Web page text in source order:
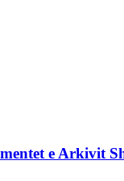
e Arkivit